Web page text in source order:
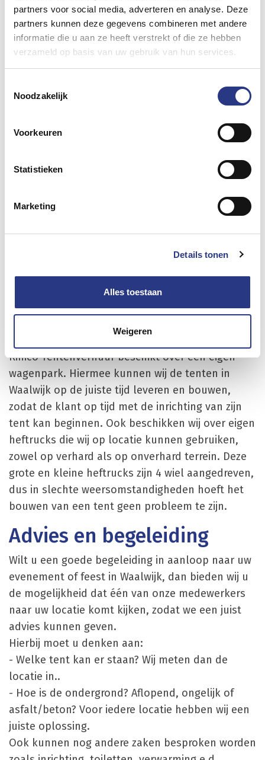
partners voor social media, adverteren en analyse. Deze
partners kunnen deze gegevens combineren met andere
informatie die u aan ze heeft verstrekt of die ze hebben
verzameld op basis van uw gebruik van hun services.
Noodzakelijk
Voorkeuren
Statistieken
Marketing
Details tonen
Alles toestaan
Weigeren
en in de zomer kunnen wij zorgen voor een airco
installatie. Tevens kunt u zeer nette
toiletvoorzieningen (ook mindervalide) bij ons
huren.
Bekijk alle inrichtingsmogelijkheden »
Tent opbouwen in
Waalwijk
Waalwijk gebeurt bij ons bedrijf altijd met een
nagenoeg vaste groep medewerkers, zodat de
kwaliteit van de geleverde tent zeer hoog blijft.
Ook het onderhoud aan de zeilen en vloeren
correct gelegd.
Transport en leveren van
tenten in Waalwijk
Rinico Tentenverhuur beschikt over een eigen
wagenpark. Hiermee kunnen wij de tenten in
Waalwijk op de juiste tijd leveren en bouwen,
zodat de klant op tijd met de inrichting van zijn
tent kan beginnen. Ook beschikken wij over eigen
heftrucks die wij op locatie kunnen gebruiken,
zowel op verhard als op onverhard terrein. Deze
grote en kleine heftrucks zijn 4 wiel aangedreven,
dus in slechte weersomstandigheden hoeft het
bouwen van een tent geen probleem te zijn.
Advies en begeleiding
Wilt u een goede begeleiding in aanloop naar uw
evenement of feest in Waalwijk, dan bieden wij u
de mogelijkheid dat één van onze medewerkers
naar uw locatie komt kijken, zodat we een juist
advies kunnen geven.
Hierbij moet u denken aan:
- Welke tent kan er staan? Wij meten dan de
locatie in..
- Hoe is de ondergrond? Aflopend, ongelijk of
asfalt/beton? Voor iedere locatie hebben wij een
juiste oplossing.
Ook kunnen nog andere zaken besproken worden